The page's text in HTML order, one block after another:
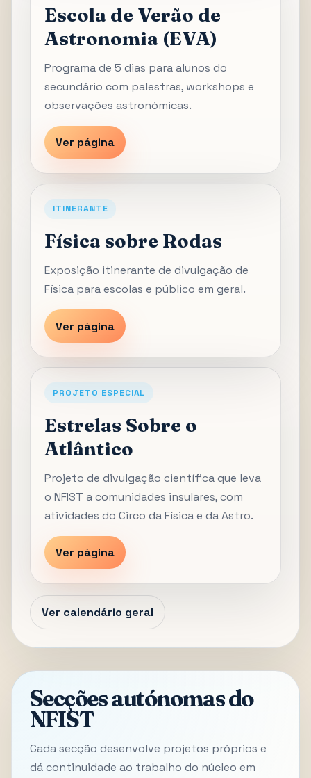
Escola de Verão de
Astronomia (EVA)
Programa de 5 dias para alunos do
secundário com palestras, workshops e
observações astronómicas.
Ver página
ITINERANTE
Física sobre Rodas
Exposição itinerante de divulgação de
Física para escolas e público em geral.
Ver página
PROJETO ESPECIAL
Estrelas Sobre o
Atlântico
Projeto de divulgação científica que leva
o NFIST a comunidades insulares, com
atividades do Circo da Física e da Astro.
Ver página
Ver calendário geral
Secções autónomas do
NFIST
Cada secção desenvolve projetos próprios e
dá continuidade ao trabalho do núcleo em